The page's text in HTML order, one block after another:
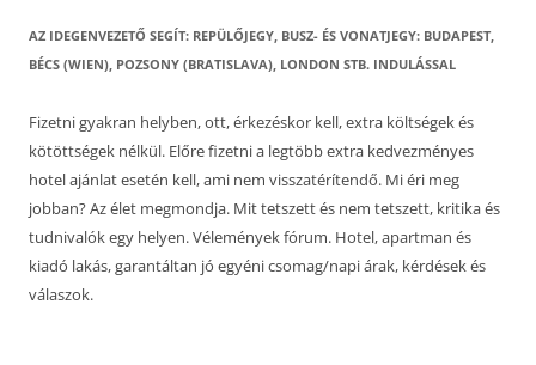
AZ IDEGENVEZETŐ SEGÍT: REPÜLŐJEGY, BUSZ- ÉS VONATJEGY: BUDAPEST,
BÉCS (WIEN), POZSONY (BRATISLAVA), LONDON STB. INDULÁSSAL
Fizetni gyakran helyben, ott, érkezéskor kell, extra költségek és
kötöttségek nélkül. Előre fizetni a legtöbb extra kedvezményes
hotel ajánlat esetén kell, ami nem visszatérítendő. Mi éri meg
jobban? Az élet megmondja. Mit tetszett és nem tetszett, kritika és
tudnivalók egy helyen. Vélemények fórum. Hotel, apartman és
kiadó lakás, garantáltan jó egyéni csomag/napi árak, kérdések és
válaszok.